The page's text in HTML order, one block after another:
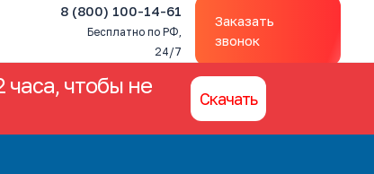
8 (800) 100-14-61
Бесплатно по РФ,
24/7
Заказать
звонок
чтобы не
Скачать